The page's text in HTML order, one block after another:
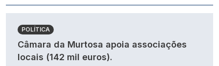
POLÍTICA
Câmara da Murtosa apoia associações
locais (142 mil euros).